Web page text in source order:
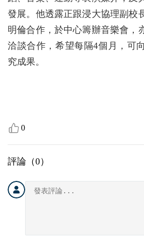
發展。他透露正跟浸大協理副校
明倫合作，於中心籌辦音樂會，
洽談合作，希望每隔4個月，可
究成果。
0
評論（0）